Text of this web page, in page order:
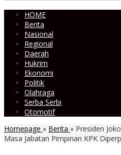
HOME
Berita
Nasional
Regional
Daerah
Hukrim
Ekonomi
Politik
Olahraga
Serba Serbi
Otomotif
Homepage » Berita » Presiden
Masa Jabatan Pimpinan KPK